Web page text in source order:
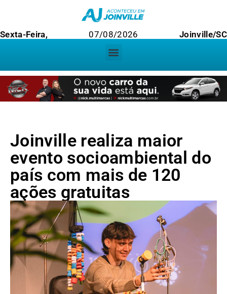
Sexta-Feira, 07/08/2026 Joinville/SC
Joinville realiza maior
evento socioambiental do
país com mais de 120
ações gratuitas